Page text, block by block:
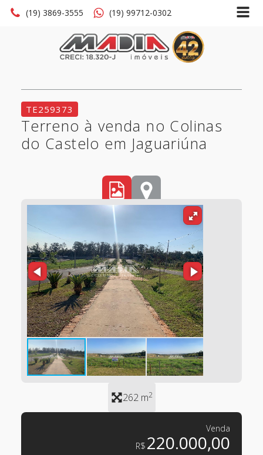
(19) 3869-3555 (19) 99712-0302
TE259373
Terreno à venda no Colinas
do Castelo em Jaguariúna
262 m2
Venda
R$ 220.000,00